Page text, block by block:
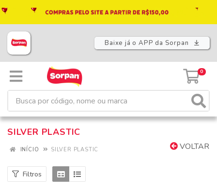
Baixe já o APP da Sorpan
0
SILVER PLASTIC
VOLTAR
INÍCIO SILVER PLASTIC
Filtros